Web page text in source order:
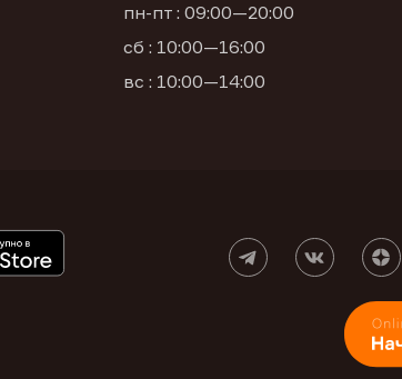
пн-пт : 09:00—20:00
сб : 10:00—16:00
вс : 10:00—14:00